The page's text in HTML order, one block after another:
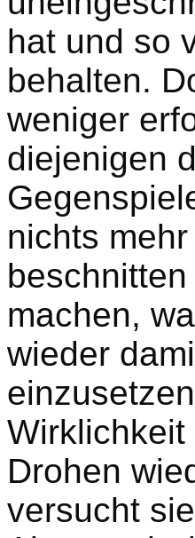
hat und so
behalten.
weniger
diejenigen
nichts
machen,
wieder
Drohen
versucht